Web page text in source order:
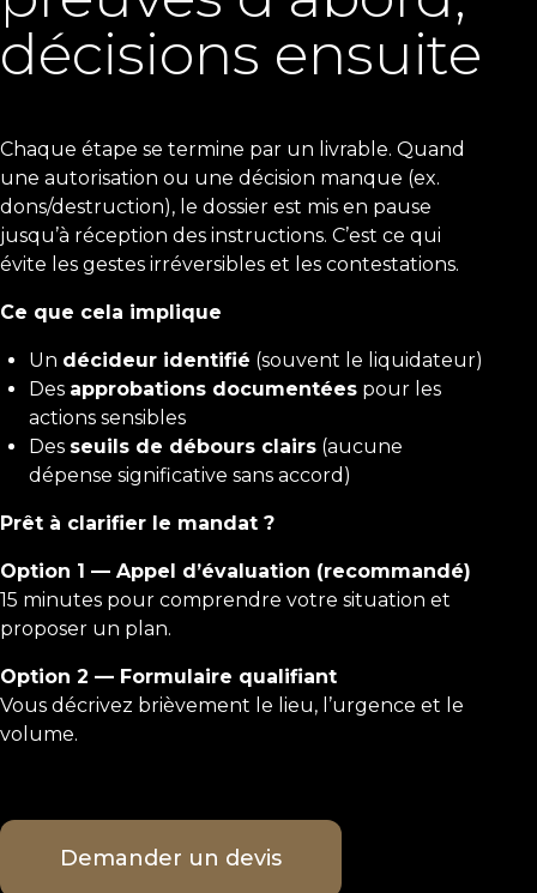
décisions ensuite
Chaque étape se termine par un livrable. Quand
une autorisation ou une décision manque (ex.
dons/destruction), le dossier est mis en pause
jusqu’à réception des instructions. C’est ce qui
évite les gestes irréversibles et les contestations.
Ce que cela implique
Un décideur identifié (souvent le liquidateur)
Des approbations documentées pour les
actions sensibles
Des seuils de débours clairs (aucune
dépense significative sans accord)
Prêt à clarifier le mandat ?
Option 1 — Appel d’évaluation (recommandé)
15 minutes pour comprendre votre situation et
proposer un plan.
Option 2 — Formulaire qualifiant
Vous décrivez brièvement le lieu, l’urgence et le
volume.
Demander un devis